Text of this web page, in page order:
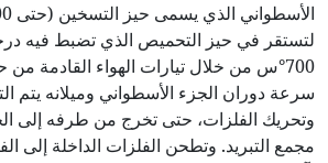
لتستقر في حيز التحميص الذي تضبط فيه
700°س من خلال تيارات الهواء القادمة
سرعة دوران الجزء الأسطواني وميلانه يتم
وتحريك الفلزات، حتى تخرج من طرفه إلى
مجمع التبريد. وتطحن الفلزات الداخلة إلى